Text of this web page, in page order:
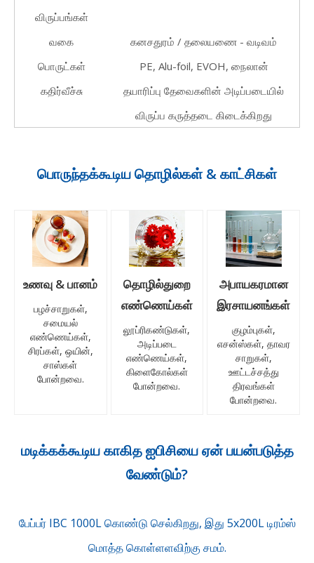
விருப்பங்கள்
வகை
கனசதுரம் / தலையணை - வடிவம்
பொருட்கள்
PE, Alu-foil, EVOH, நைலான்
கதிர்வீச்சு
தயாரிப்பு தேவைகளின் அடிப்படையில்
விருப்ப கருத்தடை கிடைக்கிறது
பொருந்தக்கூடிய தொழில்கள் & காட்சிகள்
உணவு & பானம்
பழச்சாறுகள்,
சமையல்
எண்ணெய்கள்,
சிரப்கள், ஒயின்,
சாஸ்கள்
போன்றவை.
தொழில்துறை
எண்ணெய்கள்
லூப்ரிகண்டுகள்,
அடிப்படை
எண்ணெய்கள்,
கிளைகோல்கள்
போன்றவை.
அபாயகரமான
இரசாயனங்கள்
குழம்புகள்,
எசன்ஸ்கள், தாவர
சாறுகள்,
ஊட்டச்சத்து
திரவங்கள்
போன்றவை.
மடிக்கக்கூடிய காகித ஐபிசியை ஏன் பயன்படுத்த
வேண்டும்?
பேப்பர் IBC 1000L கொண்டு செல்கிறது, இது 5x200L டிரம்ஸ்
மொத்த கொள்ளளவிற்கு சமம்.